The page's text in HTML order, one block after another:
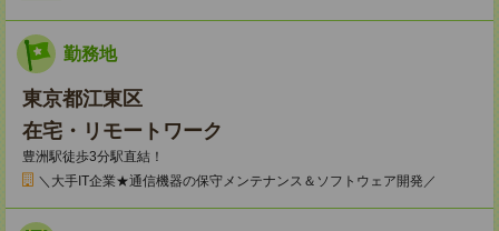
勤務地
東京都江東区
在宅・リモートワーク
豊洲駅徒歩3分駅直結！
＼大手IT企業★通信機器の保守メンテナンス＆ソフトウェア開発／